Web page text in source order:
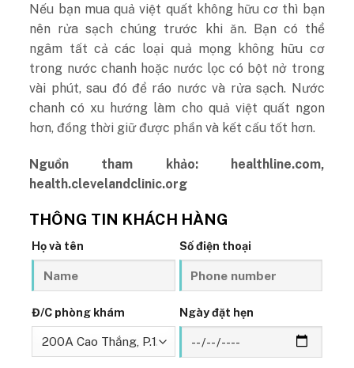
Nếu bạn mua quả việt quất không hữu cơ thì bạn
nên rửa sạch chúng trước khi ăn. Bạn có thể
ngâm tất cả các loại quả mọng không hữu cơ
trong nước chanh hoặc nước lọc có bột nở trong
vài phút, sau đó để ráo nước và rửa sạch. Nước
chanh có xu hướng làm cho quả việt quất ngon
hơn, đồng thời giữ được phần và kết cấu tốt hơn.
Nguồn tham khảo: healthline.com,
health.clevelandclinic.org
THÔNG TIN KHÁCH HÀNG
Họ và tên Số điện thoại
Đ/C phòng khám Ngày đặt hẹn